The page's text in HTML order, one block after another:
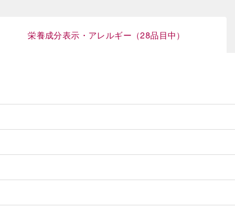
栄養成分表示・アレルギー（28品目中）